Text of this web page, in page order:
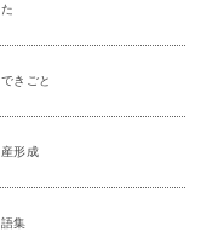
きごと
形成
集